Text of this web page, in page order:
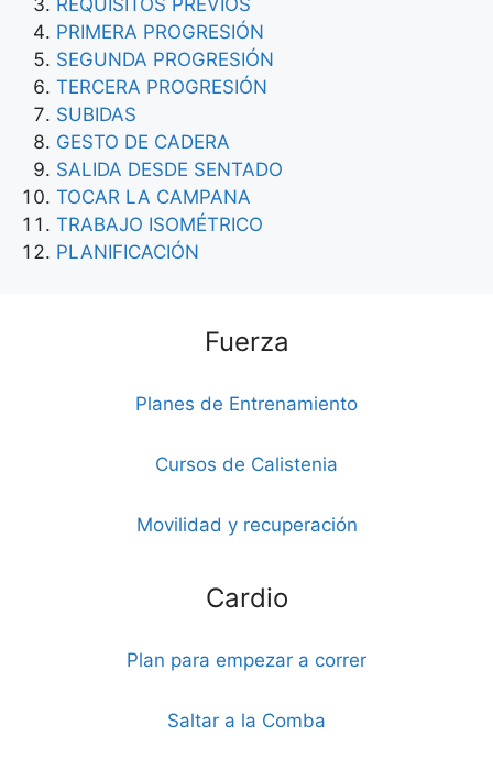
PRIMERA PROGRESIÓN
SEGUNDA PROGRESIÓN
TERCERA PROGRESIÓN
SUBIDAS
GESTO DE CADERA
SALIDA DESDE SENTADO
TOCAR LA CAMPANA
TRABAJO ISOMÉTRICO
PLANIFICACIÓN
Fuerza
Planes de Entrenamiento
Cursos de Calistenia
Movilidad y recuperación
Cardio
Plan para empezar a correr
Saltar a la Comba